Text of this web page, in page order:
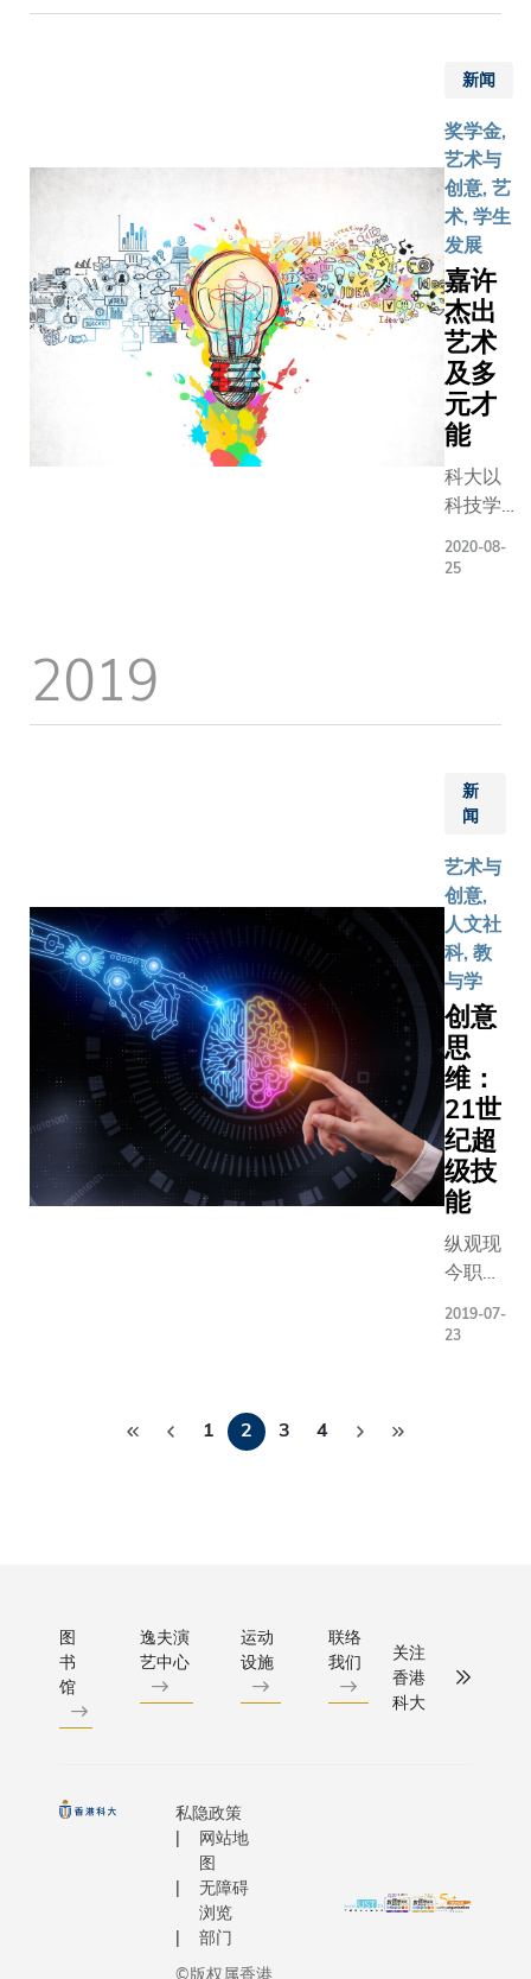
英国当代
SAVILLE
作品有莫
影响，在
Vivian 眼
中，她「
许并非高
的女权主
者，但在
议题上有
常勇敢的
解」。 我曾
经非常讨
一切涉及
业的东西
现在才明
好管理金
袍的演
变和正
在消失
的传统
节日。
新闻
奖学金,
艺术与
创意, 艺
术, 学生
发展
嘉许
杰出
艺术
及多
元才
能
科大以
科技学
称，但
养及发
的创作
能力。
上，大
学设有
形形色
色的奖
学金，
嘉许在
学术以
外领域
表现出
众的优
秀学
生。 薛
俊朗是
「田家
炳奖学
金（艺
术 ) 」八
仅是求
想地
2020-08-
25
2019
新
闻
艺术与
创意,
人文社
科, 教
与学
创意
思
维：
21世
纪超
级技
能
纵观现
今职
少雇主
技大学
同，反
2019-07-
23
页
1 2 3 4
图
书
馆
逸夫演
艺中心
运动
设施
联络
我们
关注
香港
科大
私隐政策
网站地
图
无障碍
浏览
部门
©版权属香港